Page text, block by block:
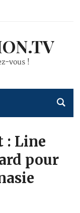
vous !
: Line
pour